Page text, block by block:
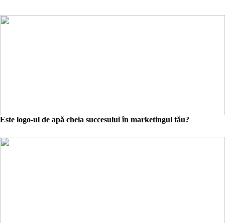
Este logo-ul de apă cheia succesului în marketingul tău?